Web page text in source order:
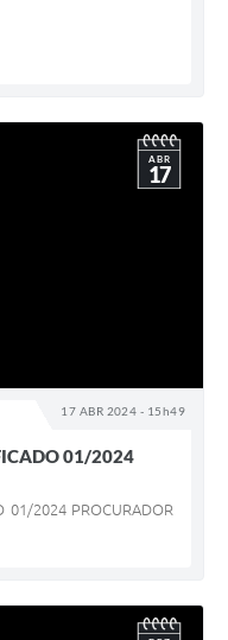
17 ABR 2024 - 15h49
ABR
17
01/2024
01/2024 PROCURADOR